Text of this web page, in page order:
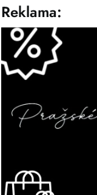
Reklama: